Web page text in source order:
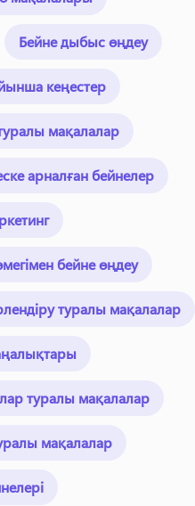
Бейне дыбыс өңдеу
кеңестер
мақалалар
арналған бейнелер
бейне өңдеу
туралы мақалалар
туралы мақалалар
мақалалар